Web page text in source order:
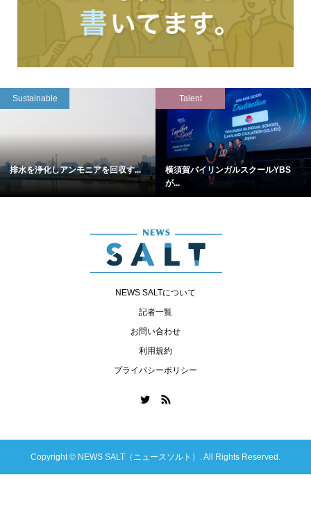
Sustainable
排水を浄化しアンモニアを回収す...
Talent
横須賀バイリンガルスクールYBS
が...
NEWS SALTについて
記者一覧
お問い合わせ
利用規約
プライバシーポリシー
Copyright © NEWS SALT（ニュースソルト）. All Rights Reserved.